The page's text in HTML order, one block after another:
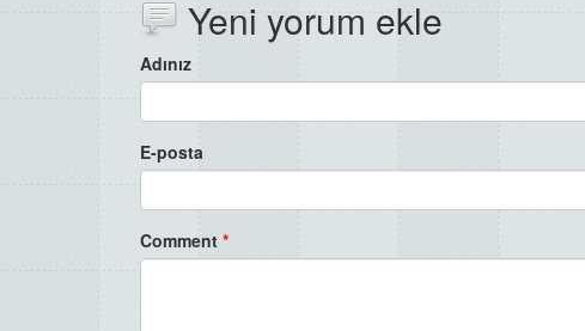
Yeni yorum ekle
Adınız
E-posta
Comment *